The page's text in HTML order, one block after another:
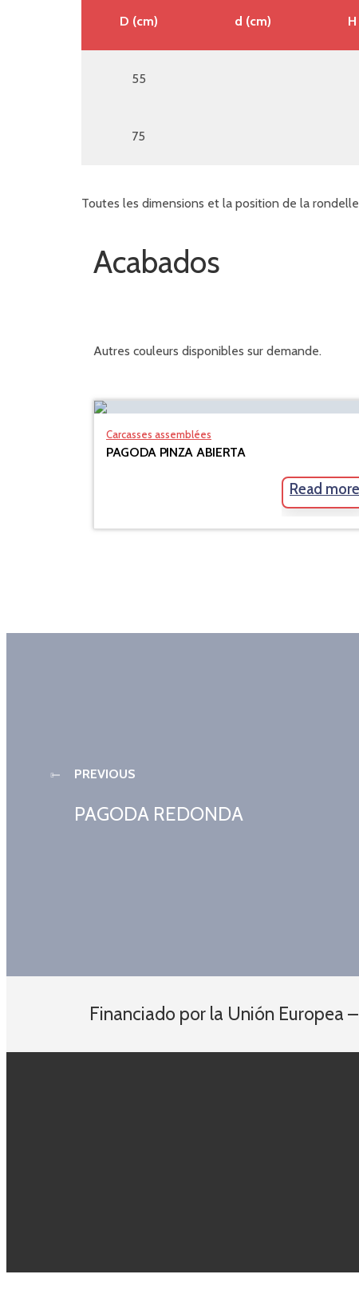
D (cm) d (cm)
55
75
Toutes les dimensions et la position de la
Acabados
Autres couleurs disponibles sur demande.
Carcasses assemblées
PAGODA PINZA ABIERTA
Read more
PREVIOUS
PAGODA REDONDA
Financiado por la Unión Europea